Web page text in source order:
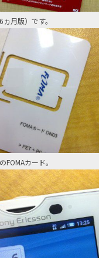
月版）です。
カード。